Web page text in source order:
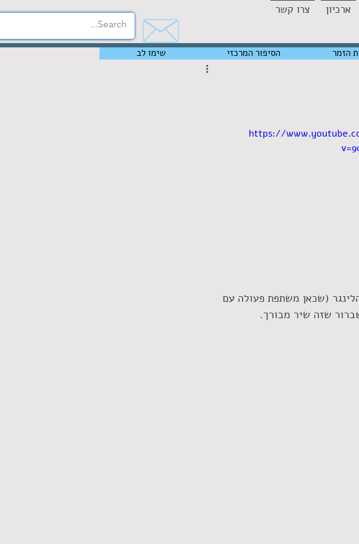
ארכיון צרו קשר
https://
(שכאן משתפת פעולה עם
שזה שיר מבורך.
שימו לב הסיפור המרכזי הזמר